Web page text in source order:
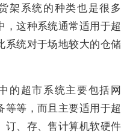
架系统的种类也是很多
，这种系统通常适用于超
系统对于场地较大的仓储
的超市系统主要包括网
等，而且主要适用于超
订、存、售计算机软硬件